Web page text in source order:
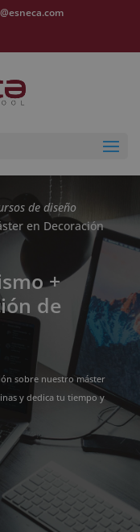
de diseño
en Decoración
+
de
sobre nuestro máster
y dedica tu tiempo y